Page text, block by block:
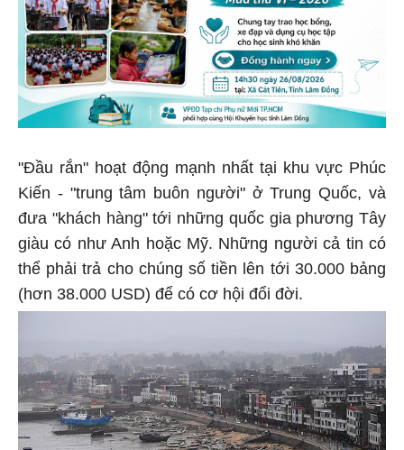
"Đầu rắn" hoạt động mạnh nhất tại khu vực Phúc
Kiến - "trung tâm buôn người" ở Trung Quốc, và
đưa "khách hàng" tới những quốc gia phương Tây
giàu có như Anh hoặc Mỹ. Những người cả tin có
thể phải trả cho chúng số tiền lên tới 30.000 bảng
(hơn 38.000 USD) để có cơ hội đổi đời.